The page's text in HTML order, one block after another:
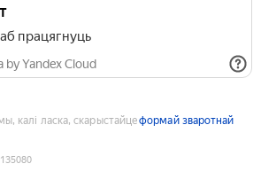
працягнуць
by Yandex Cloud
калі ласка, скарыстайцеформай зваротнай